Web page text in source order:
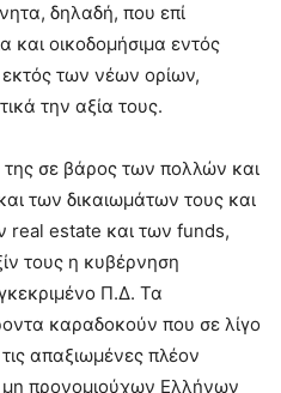
δηλαδή, που επί
και οικοδομήσιμα εντός
των νέων ορίων,
την αξία τους.
της σε βάρος των πολλών και
των δικαιωμάτων τους και
estate και των funds,
τους η κυβέρνηση
Π.Δ. Τα
καραδοκούν που σε λίγο
απαξιωμένες πλέον
μη προνομιούχων Ελλήνων